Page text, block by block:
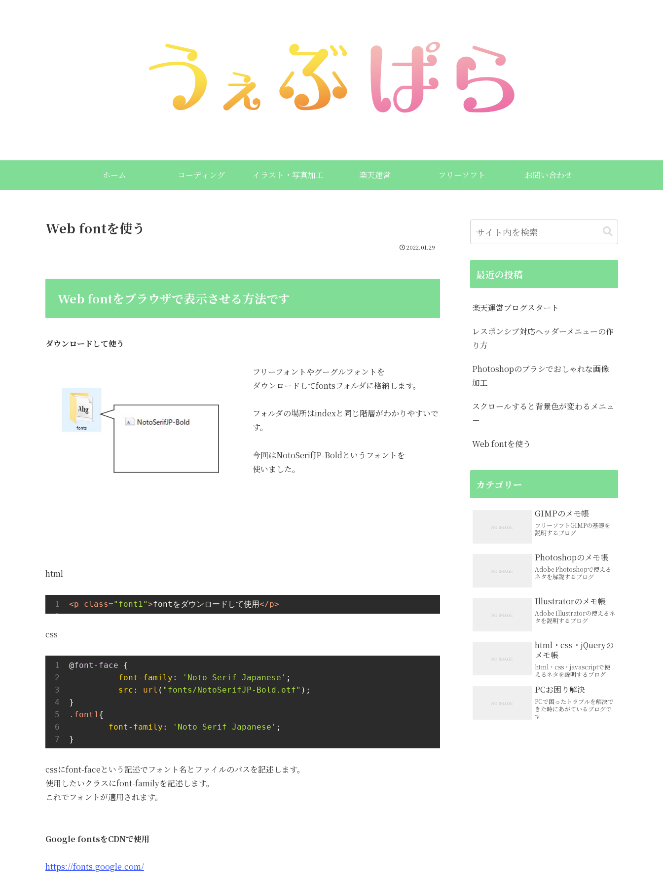
ホーム コーディング イラスト・写真加工 楽天運営 フリーソフト お問い合わせ
Web fontを使う
2022.01.29
Web fontをブラウザで表示させる方法です
ダウンロードして使う
フリーフォントやグーグルフォントを
ダウンロードしてfontsフォルダに格納します。
フォルダの場所はindexと同じ階層がわかりやすいで
す。
今回はNotoSerifJP-Boldというフォントを
使いました。
html
<p class="font1">fontをダウンロードして使用</p>
css
@font-face {
font-family : 'Noto Serif Japanese' ;
src : url ( "fonts/NotoSerifJP-Bold.otf" );
.font1 {
font-family : 'Noto Serif Japanese' ;
}
cssにfont-faceという記述でフォント名とファイルのパスを記述します。
使用したいクラスにfont-familyを記述します。
これでフォントが適用されます。
Google fontsをCDNで使用
https://fonts.google.com/
最近の投稿
楽天運営ブログスタート
レスポンシブ対応ヘッダーメニューの作
り方
Photoshopのブラシでおしゃれな画像
加工
スクロールすると背景色が変わるメニュ
ー
Web fontを使う
カテゴリー
GIMPのメモ帳
フリーソフトGIMPの基礎を
説明するブログ
Photoshopのメモ帳
Adobe Photoshopで使える
ネタを解説するブログ
Illustratorのメモ帳
Adobe Illustratorの使えるネ
タを説明するブログ
html・css・jQueryの
メモ帳
html・css・javascriptで使
えるネタを説明するブログ
PCお困り解決
PCで困ったトラブルを解決で
きた時にあがているブログで
す